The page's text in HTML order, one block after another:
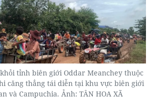
tỉnh biên giới Oddar Meanchey thuộc
căng thẳng tái diễn tại khu vực biên giới
và Campuchia. Ảnh: TÂN HOA XÃ